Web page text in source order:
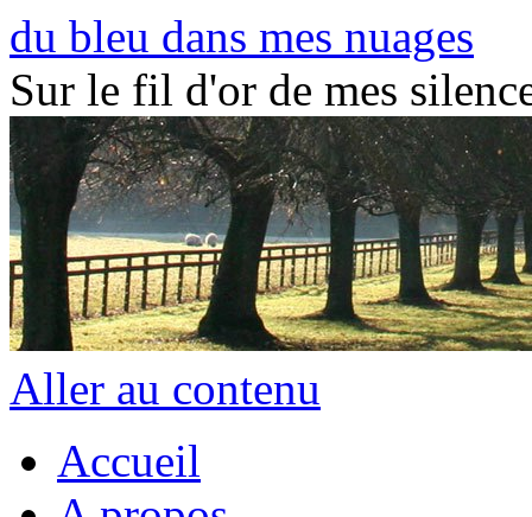
du bleu dans mes nuages
Sur le fil d'or de mes
Aller au contenu
Accueil